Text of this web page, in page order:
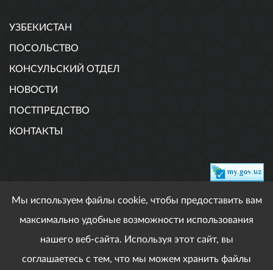
УЗБЕКИСТАН
ПОСОЛЬСТВО
КОНСУЛЬСКИЙ ОТДЕЛ
НОВОСТИ
ПОСТПРЕДСТВО
КОНТАКТЫ
При использовании опубликованных материалов
Мы используем файлы cookie, чтобы предоставить вам
максимально удобные возможности использования
нашего веб-сайта. Используя этот сайт, вы
соглашаетесь с тем, что мы можем хранить файлы